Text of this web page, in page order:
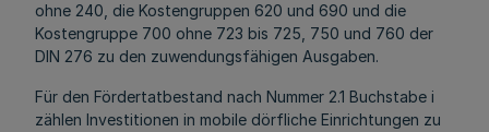
ohne 240, die Kostengruppen 620 und 690 und die
Kostengruppe 700 ohne 723 bis 725, 750 und 760 der
DIN 276 zu den zuwendungsfähigen Ausgaben.
Für den Fördertatbestand nach Nummer 2.1 Buchstabe i
zählen Investitionen in mobile dörfliche Einrichtungen zu